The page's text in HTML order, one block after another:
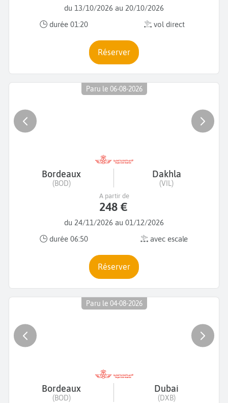
du 13/10/2026 au 20/10/2026
durée 01:20
vol direct
Réserver
Paru le 06-08-2026
Bordeaux
(BOD)
Dakhla
(VIL)
du 24/11/2026 au 01/12/2026
durée 06:50
avec escale
A partir de
248 €
Réserver
Paru le 04-08-2026
Bordeaux
(BOD)
Dubai
(DXB)